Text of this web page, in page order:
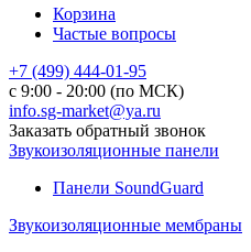
Корзина
Частые вопросы
+7 (499) 444-01-95
с 9:00 - 20:00 (по МСК)
info.sg-market@ya.ru
Заказать обратный звонок
Звукоизоляционные панели
Панели SoundGuard
Звукоизоляционные мембраны